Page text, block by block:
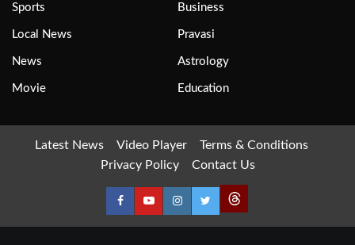
Sports Business
Local News Pravasi
News Astrology
Movie Education
Latest News Video Player
Terms & Conditions
Privacy Policy
Contact Us